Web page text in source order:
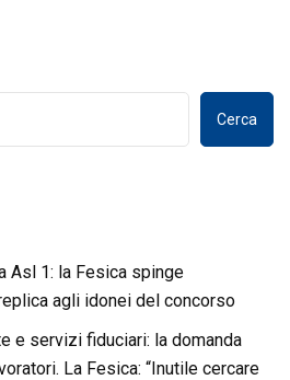
Cerca
Asl 1: la Fesica spinge
agli idonei del concorso
e servizi fiduciari: la domanda
La Fesica: “Inutile cercare